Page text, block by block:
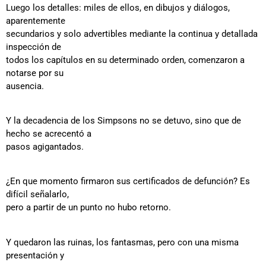
Luego los detalles: miles de ellos, en dibujos y diálogos,
aparentemente
secundarios y solo advertibles mediante la continua y detallada
inspección de
todos los capítulos en su determinado orden, comenzaron a
notarse por su
ausencia.
Y la decadencia de los Simpsons no se detuvo, sino que de
hecho se acrecentó a
pasos agigantados.
¿En que momento firmaron sus certificados de defunción? Es
difícil señalarlo,
pero a partir de un punto no hubo retorno.
Y quedaron las ruinas, los fantasmas, pero con una misma
presentación y